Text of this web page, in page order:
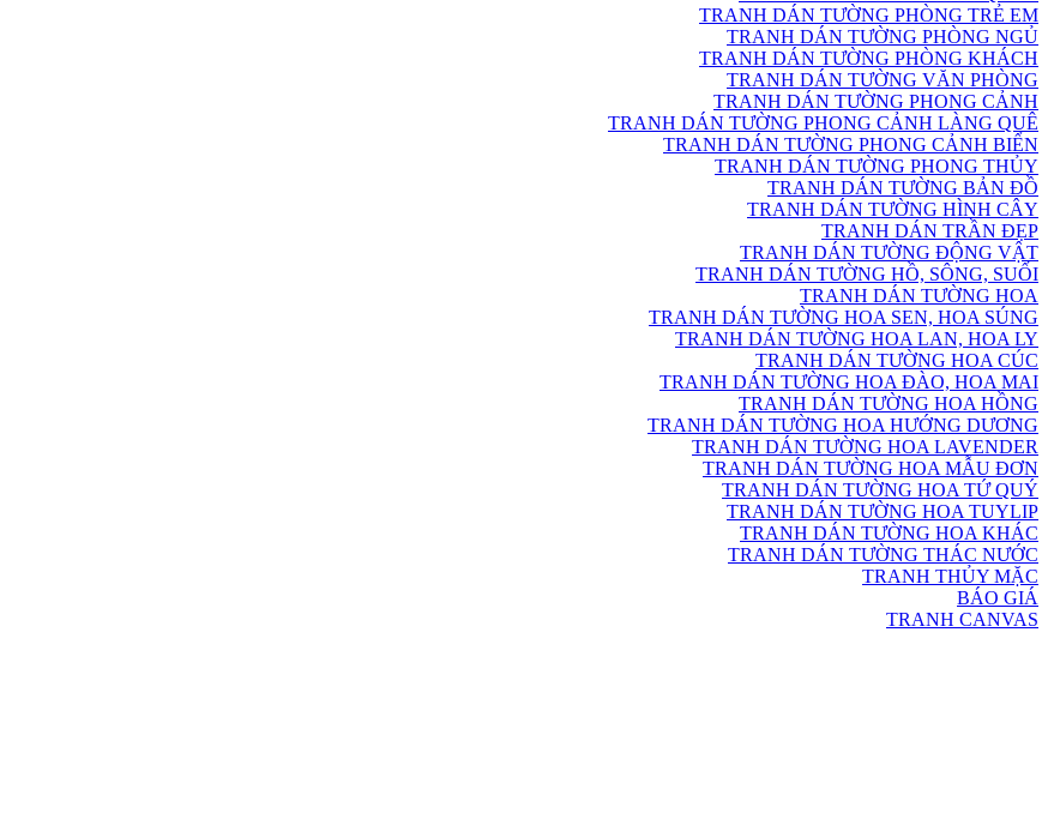
TRANH DÁN TƯỜNG PHÒNG TRẺ EM
TRANH DÁN TƯỜNG PHÒNG NGỦ
TRANH DÁN TƯỜNG PHÒNG KHÁCH
TRANH DÁN TƯỜNG VĂN PHÒNG
TRANH DÁN TƯỜNG PHONG CẢNH
TRANH DÁN TƯỜNG PHONG CẢNH LÀNG QUÊ
TRANH DÁN TƯỜNG PHONG CẢNH BIỂN
TRANH DÁN TƯỜNG PHONG THỦY
TRANH DÁN TƯỜNG BẢN ĐỒ
TRANH DÁN TƯỜNG HÌNH CÂY
TRANH DÁN TRẦN ĐẸP
TRANH DÁN TƯỜNG ĐỘNG VẬT
TRANH DÁN TƯỜNG HỒ, SÔNG, SUỐI
TRANH DÁN TƯỜNG HOA
TRANH DÁN TƯỜNG HOA SEN, HOA SÚNG
TRANH DÁN TƯỜNG HOA LAN, HOA LY
TRANH DÁN TƯỜNG HOA CÚC
TRANH DÁN TƯỜNG HOA ĐÀO, HOA MAI
TRANH DÁN TƯỜNG HOA HỒNG
TRANH DÁN TƯỜNG HOA HƯỚNG DƯƠNG
TRANH DÁN TƯỜNG HOA LAVENDER
TRANH DÁN TƯỜNG HOA MẪU ĐƠN
TRANH DÁN TƯỜNG HOA TỨ QUÝ
TRANH DÁN TƯỜNG HOA TUYLIP
TRANH DÁN TƯỜNG HOA KHÁC
TRANH DÁN TƯỜNG THÁC NƯỚC
TRANH THỦY MẶC
BÁO GIÁ
TRANH CANVAS